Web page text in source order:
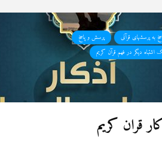
به پرسشهای قرآنی
پرسش و پاسخ
اشتباه دیگر در فهم قرآن کریم
قران کریم